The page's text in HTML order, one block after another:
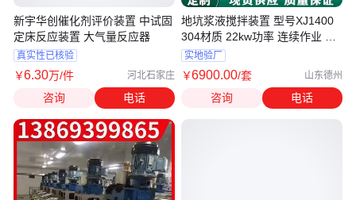
新宇华创催化剂评价装置 中试固
定床反应装置 大气量反应器
真实性已核验
￥6.30万/件 河北石家庄
咨询 电话
地坑浆液搅拌装置 型号XJ1400
304材质 22kw功率 连续作业 熙
浩机械
实地验厂
￥6900.00/套 山东德州
咨询 电话